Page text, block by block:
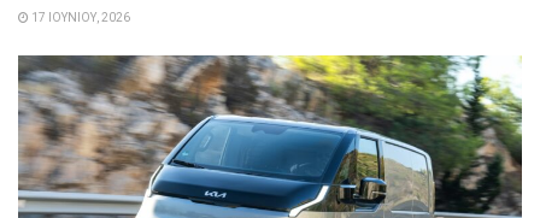
17 ΙΟΥΝΊΟΥ, 2026